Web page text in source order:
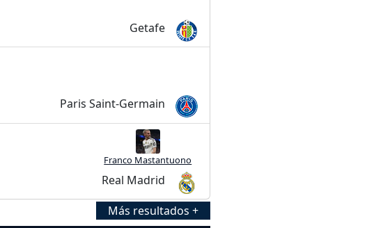
Getafe
Paris Saint-Germain
Franco Mastantuono
Real Madrid
Más resultados +